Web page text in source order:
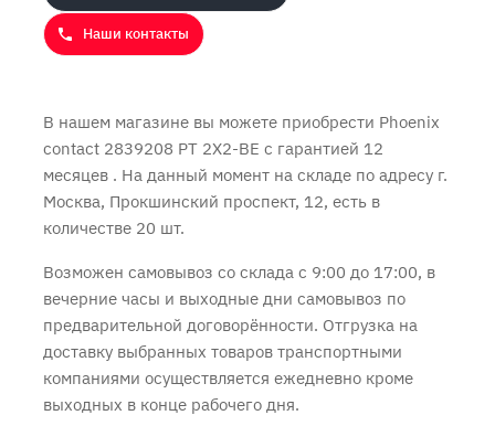
Наши контакты
В нашем магазине вы можете приобрести Phoenix
contact 2839208 PT 2X2-BE с гарантией 12
месяцев . На данный момент на складе по адресу г.
Москва, Прокшинский проспект, 12, есть в
количестве 20 шт.
Возможен самовывоз со склада с 9:00 до 17:00, в
вечерние часы и выходные дни самовывоз по
предварительной договорённости. Отгрузка на
доставку выбранных товаров транспортными
компаниями осуществляется ежедневно кроме
выходных в конце рабочего дня.